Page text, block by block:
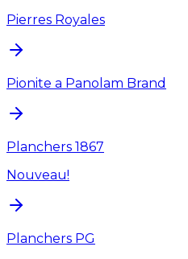
Pierres Royales
Pionite a Panolam Brand
Planchers 1867
Nouveau!
Planchers PG